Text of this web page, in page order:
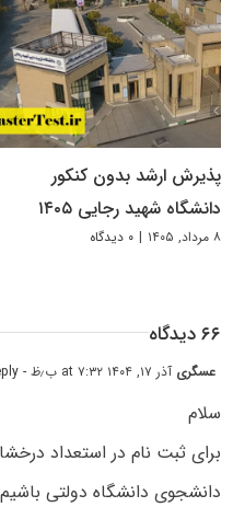
پذیرش ارشد بدون کنکور
دانشگاه شهید رجایی ۱۴۰۵
۸ مرداد, ۱۴۰۵ | ۰ دیدگاه
۶۶ دیدگاه
عسگری آذر ۱۷, ۱۴۰۴ at ۷:۳۲ ب٫ظ - Reply
سلام
برای ثبت نام در استعداد
دانشجوی دانشگاه دولتی